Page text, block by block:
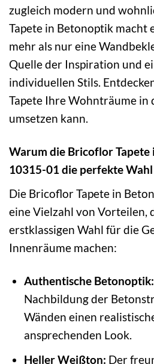
zugleich modern und
Tapete in Betonoptik macht
mehr als nur eine
Quelle der Inspiration und
individuellen Stils.
Tapete Ihre Wohnträume in
umsetzen kann.
Warum die Bricoflor
10315-01 die perfekte
Die Bricoflor Tapete in
eine Vielzahl von Vorteilen,
erstklassigen Wahl für die
Innenräume machen:
Authentische Betonoptik:
Nachbildung der
Wänden einen
ansprechenden Look.
Heller Weißton: Der